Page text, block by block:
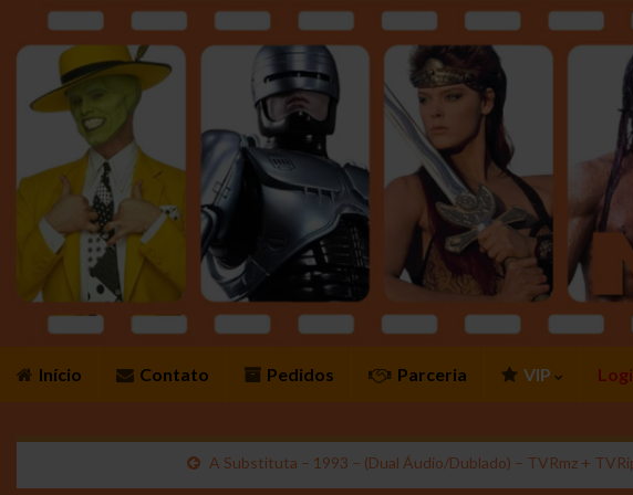
Início Contato Pedidos Parceria VIP
A Substituta – 1993 – (Dual Áudio/Dublado) – TVRmz +